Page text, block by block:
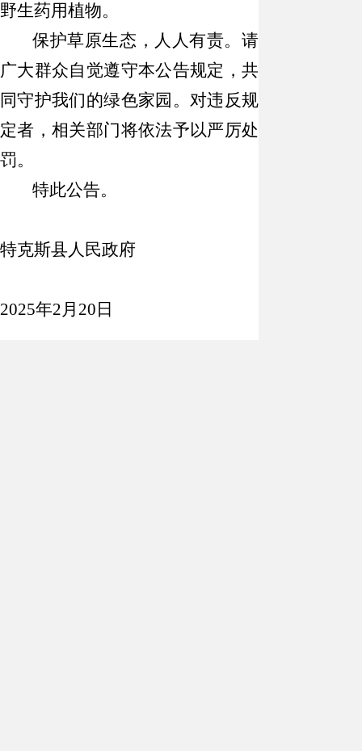
野生药用植物。
保护草原生态，人人有责。请
广大群众自觉遵守本公告规定，共
同守护我们的绿色家园。对违反规
定者，相关部门将依法予以严厉处
罚。
特此公告。
特克斯县人民政府
2025年2月 20 日